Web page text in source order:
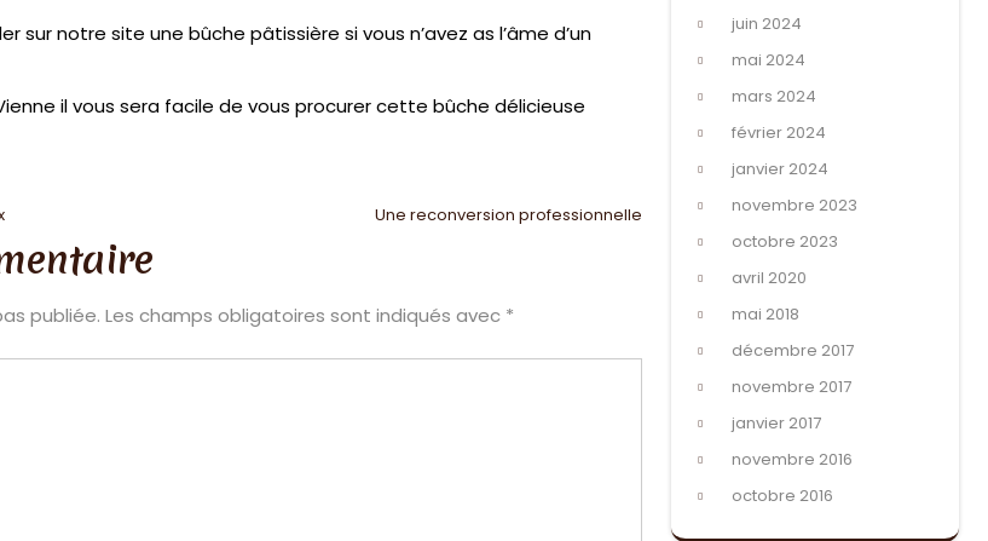
sur notre site une bûche pâtissière si vous n’avez as l’âme d’un
il vous sera facile de vous procurer cette bûche délicieuse
Une reconversion professionnelle
publiée. Les champs obligatoires sont indiqués avec *
juin 2024
mai 2024
mars 2024
février 2024
janvier 2024
novembre 2023
octobre 2023
avril 2020
mai 2018
décembre 2017
novembre 2017
janvier 2017
novembre 2016
octobre 2016